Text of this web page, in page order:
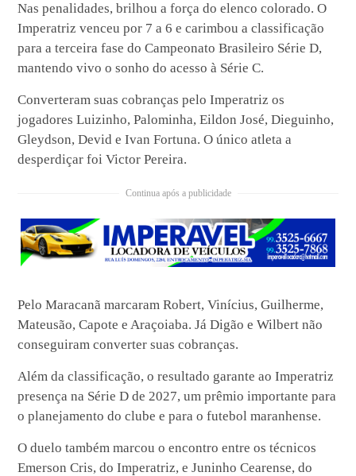
Nas penalidades, brilhou a força do elenco colorado. O
Imperatriz venceu por 7 a 6 e carimbou a classificação
para a terceira fase do Campeonato Brasileiro Série D,
mantendo vivo o sonho do acesso à Série C.
Converteram suas cobranças pelo Imperatriz os
jogadores Luizinho, Palominha, Eildon José, Dieguinho,
Gleydson, Devid e Ivan Fortuna. O único atleta a
desperdiçar foi Victor Pereira.
Continua após a publicidade
Pelo Maracanã marcaram Robert, Vinícius, Guilherme,
Mateusão, Capote e Araçoiaba. Já Digão e Wilbert não
conseguiram converter suas cobranças.
Além da classificação, o resultado garante ao Imperatriz
presença na Série D de 2027, um prêmio importante para
o planejamento do clube e para o futebol maranhense.
O duelo também marcou o encontro entre os técnicos
Emerson Cris, do Imperatriz, e Juninho Cearense, do